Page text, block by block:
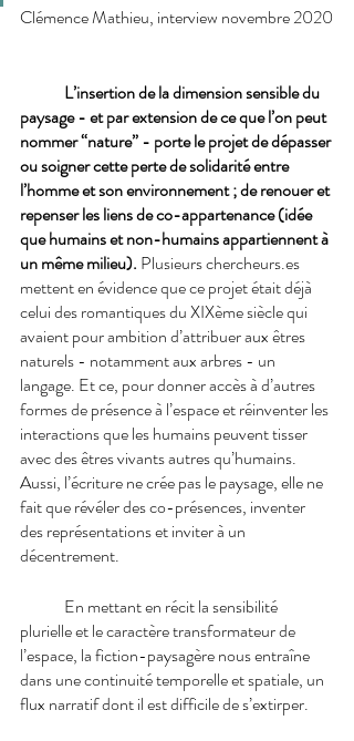
Clémence Mathieu, interview novembre 2020
L’insertion de la dimension sensible du
paysage - et par extension de ce que l’on peut
nommer “nature” - porte le projet de dépasser
ou soigner cette perte de solidarité entre
l’homme et son environnement ; de renouer et
repenser les liens de co-appartenance (idée
que humains et non-humains appartiennent à
un même milieu). Plusieurs chercheurs.es
mettent en évidence que ce projet était déjà
celui des romantiques du XIXème siècle qui
avaient pour ambition d’attribuer aux êtres
naturels - notamment aux arbres - un
langage. Et ce, pour donner accès à d’autres
formes de présence à l’espace et réinventer les
interactions que les humains peuvent tisser
avec des êtres vivants autres qu’humains.
Aussi, l’écriture ne crée pas le paysage, elle ne
fait que révéler des co-présences, inventer
des représentations et inviter à un
décentrement.
En mettant en récit la sensibilité
plurielle et le caractère transformateur de
l’espace, la fiction-paysagère nous entraîne
dans une continuité temporelle et spatiale, un
flux narratif dont il est difficile de s’extirper.